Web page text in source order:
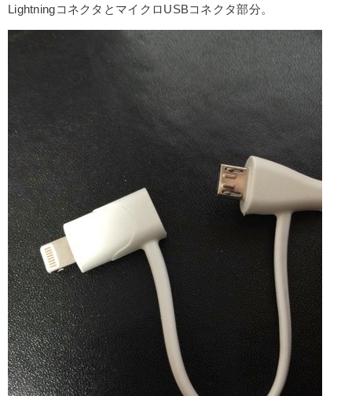
LightningコネクタとマイクロUSBコネクタ部分。